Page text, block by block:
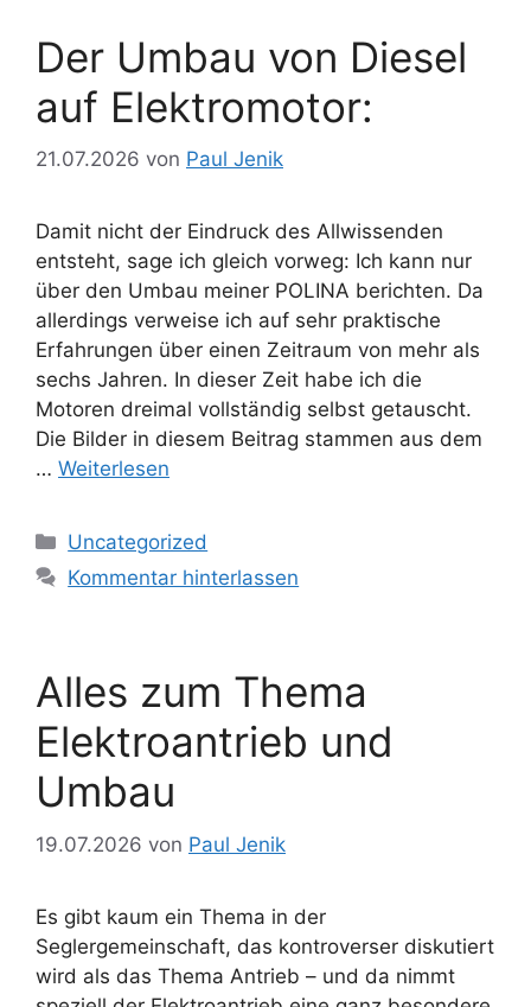
Der Umbau von Diesel
auf Elektromotor:
21.07.2026 von Paul Jenik
​Damit nicht der Eindruck des Allwissenden
entsteht, sage ich gleich vorweg: Ich kann nur
über den Umbau meiner POLINA berichten. Da
allerdings verweise ich auf sehr praktische
Erfahrungen über einen Zeitraum von mehr als
sechs Jahren. In dieser Zeit habe ich die
Motoren dreimal vollständig selbst getauscht.
Die Bilder in diesem Beitrag stammen aus dem
… Weiterlesen
Kategorien
Uncategorized
Kommentar hinterlassen
Alles zum Thema
Elektroantrieb und
Umbau
19.07.2026 von Paul Jenik
Es gibt kaum ein Thema in der
Seglergemeinschaft, das kontroverser diskutiert
wird als das Thema Antrieb – und da nimmt